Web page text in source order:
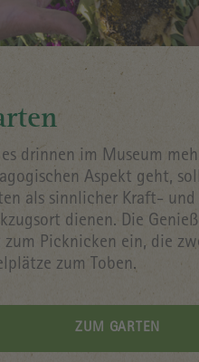
drinnen im Museum
Aspekt geht,
als sinnlicher Kraft- und
dienen. Die
zum Picknicken ein, die
zum Toben.
ZUM GARTEN